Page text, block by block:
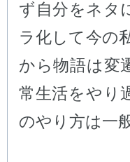
ず自分をネタ
ラ化して今の
から物語は変
常生活をやり
のやり方は一